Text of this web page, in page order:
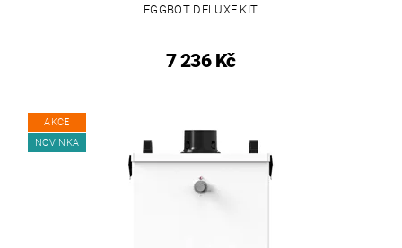
EGGBOT DELUXE KIT
7 236 Kč
AKCE
NOVINKA